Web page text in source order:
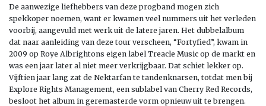
De aanwezige liefhebbers van deze progband mogen zich
spekkoper noemen, want er kwamen veel nummers uit het verleden
voorbij, aangevuld met werk uit de latere jaren. Het dubbelalbum
dat naar aanleiding van deze tour verscheen, “Fortyfied”, kwam in
2009 op Roye Albrightons eigen label Treacle Music op de markt en
was een jaar later al niet meer verkrijgbaar. Dat schiet lekker op.
Vijftien jaar lang zat de Nektarfan te tandenknarsen, totdat men bij
Explore Rights Management, een sublabel van Cherry Red Records,
besloot het album in geremasterde vorm opnieuw uit te brengen.